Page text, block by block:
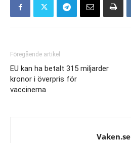
Föregående artikel
EU kan ha betalt 315 miljarder
kronor i överpris för
vaccinerna
Vaken.se